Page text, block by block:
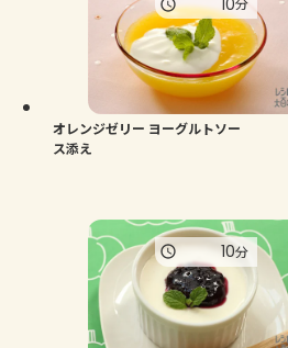
オレンジゼリー ヨーグルトソー
ス添え
10分